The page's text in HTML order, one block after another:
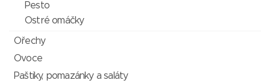
Pesto
Ostré omáčky
Ořechy
Ovoce
Paštiky, pomazánky a saláty